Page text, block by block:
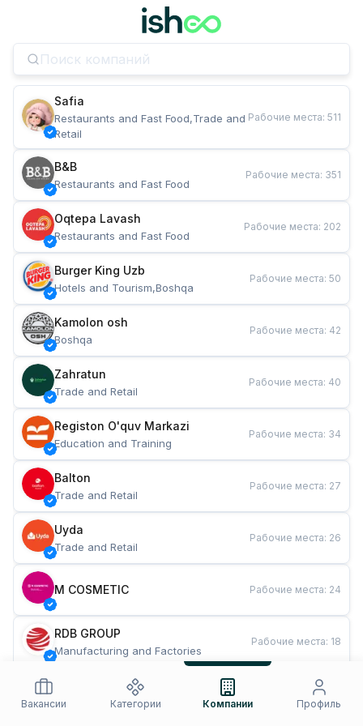
Safia
Restaurants and Fast Food,Trade and
Retail
Рабочие места: 511
B&B
Restaurants and Fast Food
Рабочие места: 351
Oqtepa Lavash
Restaurants and Fast Food
Рабочие места: 202
Burger King Uzb
Hotels and Tourism,Boshqa
Рабочие места: 50
Kamolon osh
Boshqa
Рабочие места: 42
Zahratun
Trade and Retail
Рабочие места: 40
Registon O'quv Markazi
Education and Training
Рабочие места: 34
Balton
Trade and Retail
Рабочие места: 27
Uyda
Trade and Retail
Рабочие места: 26
M COSMETIC Рабочие места: 24
RDB GROUP
Manufacturing and Factories
Рабочие места: 18
Restaurants and Fast Food
Рабочие места
Вакансии
Категории Компании Профиль